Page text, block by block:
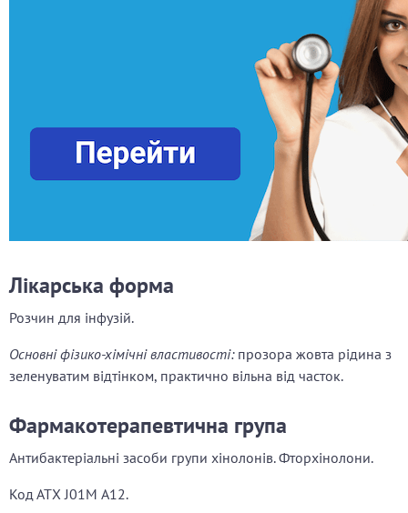
Лікарська форма
Розчин для інфузій.
Основні фізико-хімічні властивості: прозора жовта рідина з
зеленуватим відтінком, практично вільна від часток.
Фармакотерапевтична група
Антибактеріальні засоби групи хінолонів. Фторхінолони.
Код АТХ J01M А12.